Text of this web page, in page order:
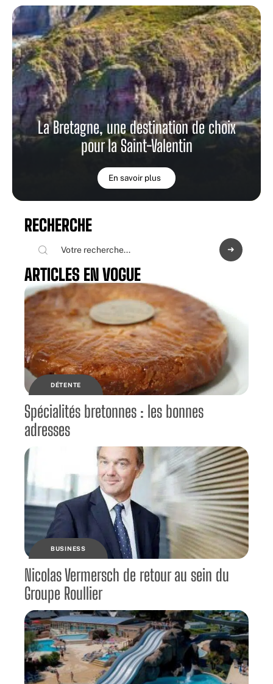
La Bretagne, une destination de choix
pour la Saint-Valentin
En savoir plus
RECHERCHE
ARTICLES EN VOGUE
DÉTENTE
Spécialités bretonnes : les bonnes
adresses
BUSINESS
Nicolas Vermersch de retour au sein du
Groupe Roullier